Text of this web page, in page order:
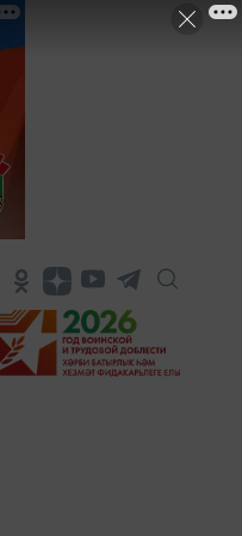
Нормативно-правовые